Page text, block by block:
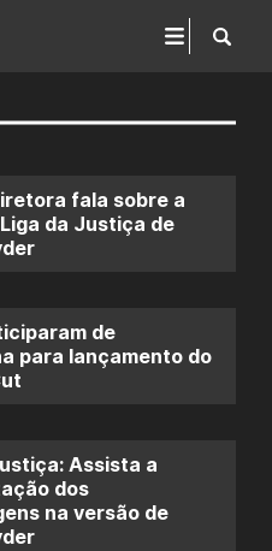
fala sobre a
da Justiça de
de
para lançamento do
Assista a
dos
na versão de